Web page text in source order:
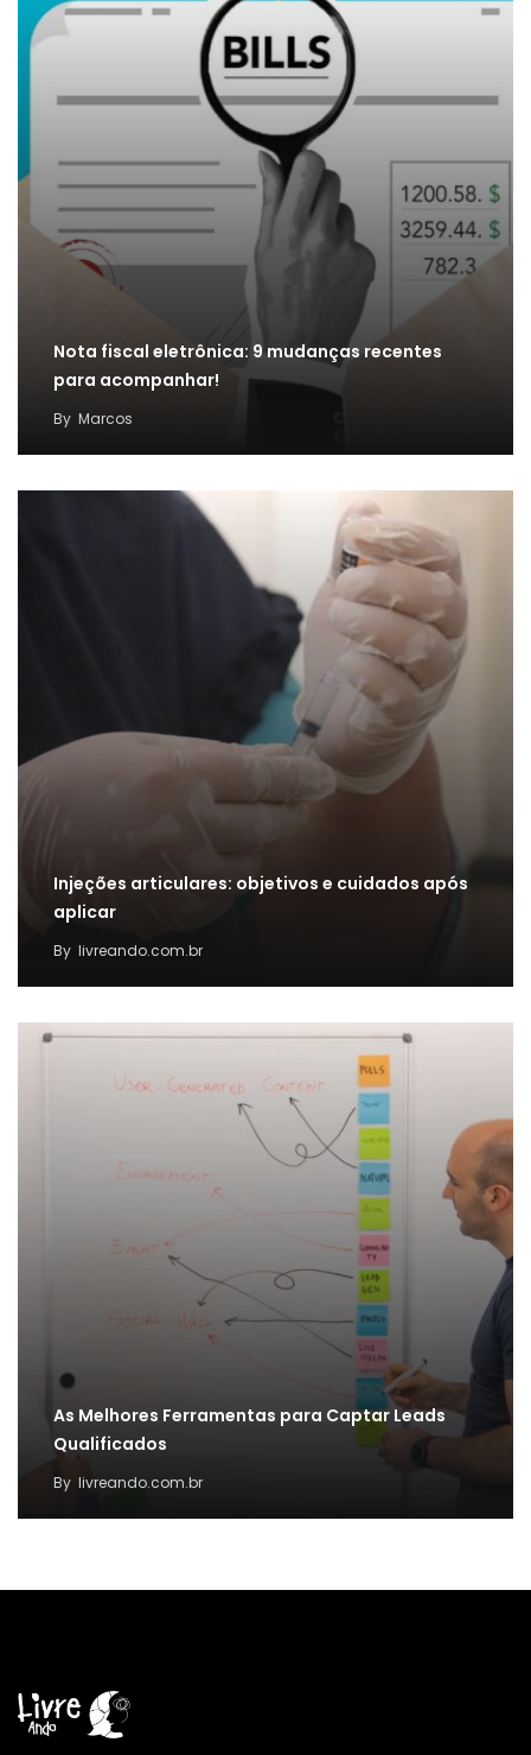
Nota fiscal eletrônica: 9 mudanças recentes
para acompanhar!
By Marcos
Injeções articulares: objetivos e cuidados após
aplicar
By livreando.com.br
As Melhores Ferramentas para Captar Leads
Qualificados
By livreando.com.br